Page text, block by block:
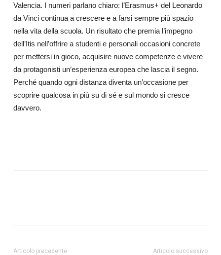
Valencia. I numeri parlano chiaro: l’Erasmus+ del Leonardo
da Vinci continua a crescere e a farsi sempre più spazio
nella vita della scuola. Un risultato che premia l’impegno
dell’Itis nell’offrire a studenti e personali occasioni concrete
per mettersi in gioco, acquisire nuove competenze e vivere
da protagonisti un’esperienza europea che lascia il segno.
Perché quando ogni distanza diventa un’occasione per
scoprire qualcosa in più su di sé e sul mondo si cresce
davvero.
Articolo precedente Articolo successivo